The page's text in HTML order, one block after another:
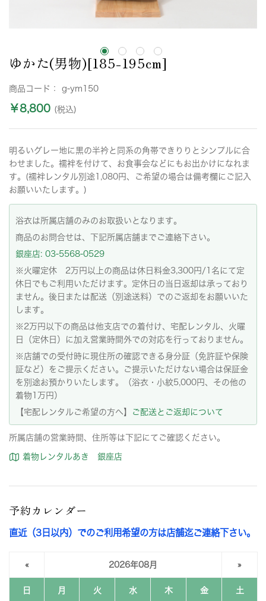
ゆかた(男物)[185-195cm]
商品コード： g-ym150
￥8,800 (税込)
明るいグレー地に黒の半衿と同系の角帯できりりとシンプルに合
わせました。襦袢を付けて、お食事会などにもお出かけになれま
す。(襦袢レンタル別途1,080円、ご希望の場合は備考欄にご記入
お願いいたします。)
浴衣は所属店舗のみのお取扱いとなります。
商品のお問合せは、下記所属店舗までご連絡下さい。
銀座店: 03-5568-0529
※火曜定休 2万円以上の商品は休日料金3,300円/1名にて定
休日でもご利用いただけます。定休日の当日返却は承っており
ません。後日または配送（別途送料）でのご返却をお願いいた
します。
※2万円以下の商品は他支店での着付け、宅配レンタル、火曜
日（定休日）に加え営業時間外での対応を行っておりません。
※店舗での受付時に現住所の確認できる身分証（免許証や保険
証など）をご提示ください。ご提示いただけない場合は保証金
を別途お預かりいたします。（浴衣・小紋5,000円、その他の
着物1万円）
【宅配レンタルご希望の方へ】
ご配送とご返却について
所属店舗の営業時間、住所等は下記にてご確認ください。
着物レンタルあき 銀座店
予約カレンダー
直近（3日以内）でのご利用希望の方は店舗迄ご連絡下さい。
« 2026年08月 »
日 月 火 水 木 金 土